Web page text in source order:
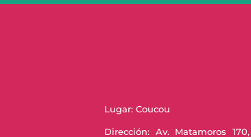
Lugar: Coucou
Dirección: Av. Matamoros